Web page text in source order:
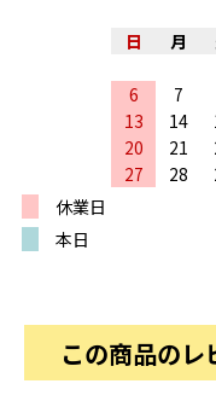
日
月
6
7
13
14
20
21
27
28
休業日
本日
この商品のレ